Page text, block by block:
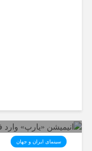
سینمای ایران و جهان